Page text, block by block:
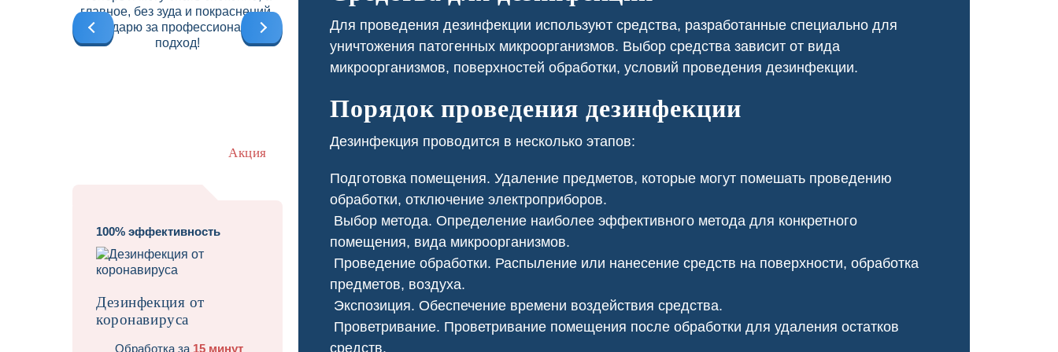
главное, без зуда и покраснений.
Благодарю за профессиональный
подход!
Акция
100% эффективность
Дезинфекция от
коронавируса
Обработка за 15 минут
Травить клопов Сеноед в доме Чумка у щенка
Для проведения дезинфекции используют средства, разработанные специально для
уничтожения патогенных микроорганизмов. Выбор средства зависит от вида
микроорганизмов, поверхностей обработки, условий проведения дезинфекции.
Порядок проведения дезинфекции
Дезинфекция проводится в несколько этапов:
Подготовка помещения. Удаление предметов, которые могут помешать проведению
обработки, отключение электроприборов.
Выбор метода. Определение наиболее эффективного метода для конкретного
помещения, вида микроорганизмов.
Проведение обработки. Распыление или нанесение средств на поверхности, обработка
предметов, воздуха.
Экспозиция. Обеспечение времени воздействия средства.
Проветривание. Проветривание помещения после обработки для удаления остатков
средств.